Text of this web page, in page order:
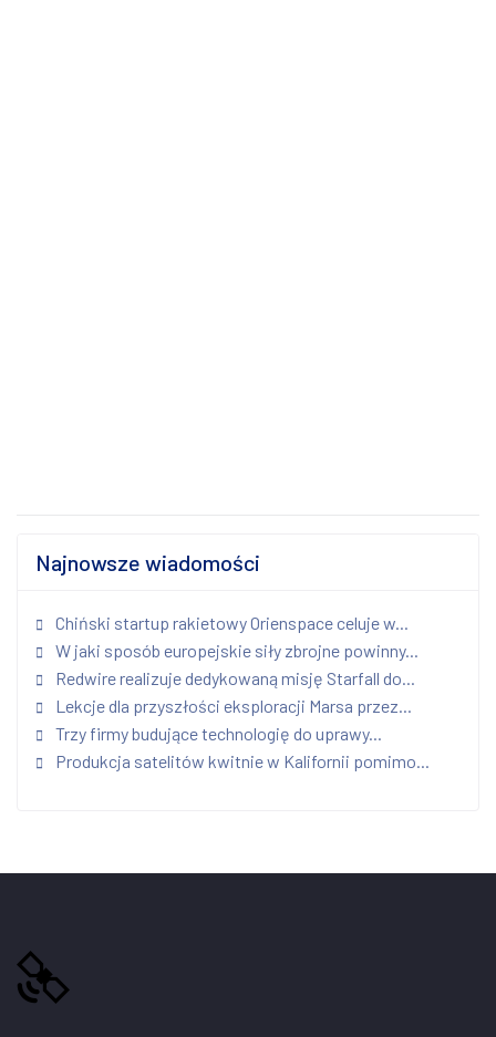
Najnowsze wiadomości
Chiński startup rakietowy Orienspace celuje w...
W jaki sposób europejskie siły zbrojne powinny...
Redwire realizuje dedykowaną misję Starfall do...
Lekcje dla przyszłości eksploracji Marsa przez...
Trzy firmy budujące technologię do uprawy...
Produkcja satelitów kwitnie w Kalifornii pomimo...